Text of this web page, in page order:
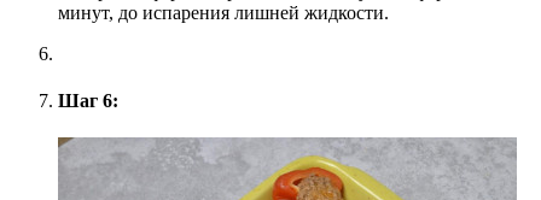
минут, до испарения лишней жидкости.
Шаг 6: